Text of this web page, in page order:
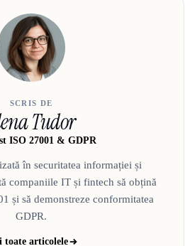
SCRIS DE
Tudor
ISO 27001 & GDPR
în securitatea informației și
companiile IT și fintech să obțină
și să demonstreze conformitatea
GDPR.
toate articolele